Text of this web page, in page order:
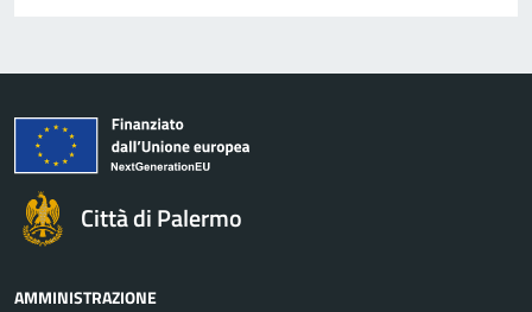
Città di Palermo
AMMINISTRAZIONE